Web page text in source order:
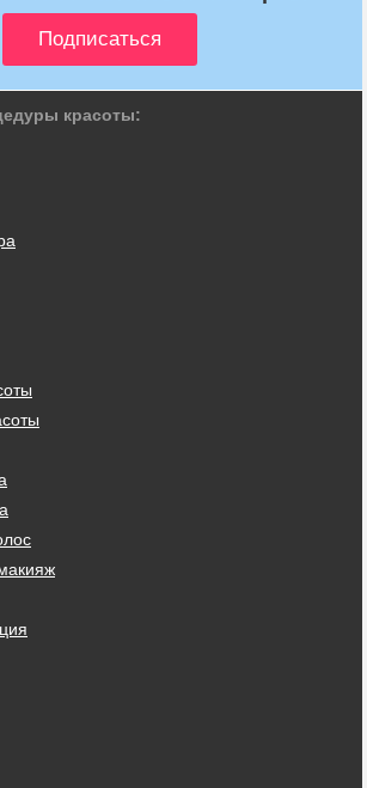
красоты: